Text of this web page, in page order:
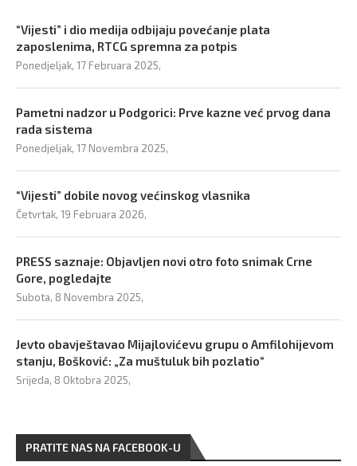
“Vijesti” i dio medija odbijaju povećanje plata
zaposlenima, RTCG spremna za potpis
Ponedjeljak, 17 Februara 2025,
Pametni nadzor u Podgorici: Prve kazne već prvog dana
rada sistema
Ponedjeljak, 17 Novembra 2025,
“Vijesti” dobile novog većinskog vlasnika
Četvrtak, 19 Februara 2026,
PRESS saznaje: Objavljen novi otro foto snimak Crne
Gore, pogledajte
Subota, 8 Novembra 2025,
Jevto obavještavao Mijajlovićevu grupu o Amfilohijevom
stanju, Bošković: „Za muštuluk bih pozlatio“
Srijeda, 8 Oktobra 2025,
PRATITE NAS NA FACEBOOK-U